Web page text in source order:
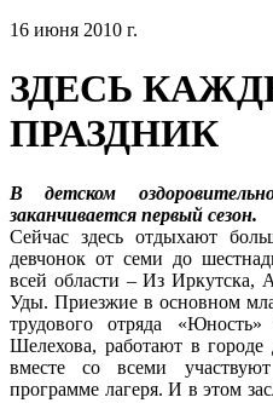
16 июня 2010 г.
ЗДЕСЬ
ПРАЗДНИК
В детском
заканчивается первый сезон.
Сейчас здесь отдыхают
девчонок от семи до
всей области – Из Иркутска,
Уды. Приезжие в основном
трудового отряда
Шелехова, работают в городе
вместе со всеми
программе лагеря. И в этом